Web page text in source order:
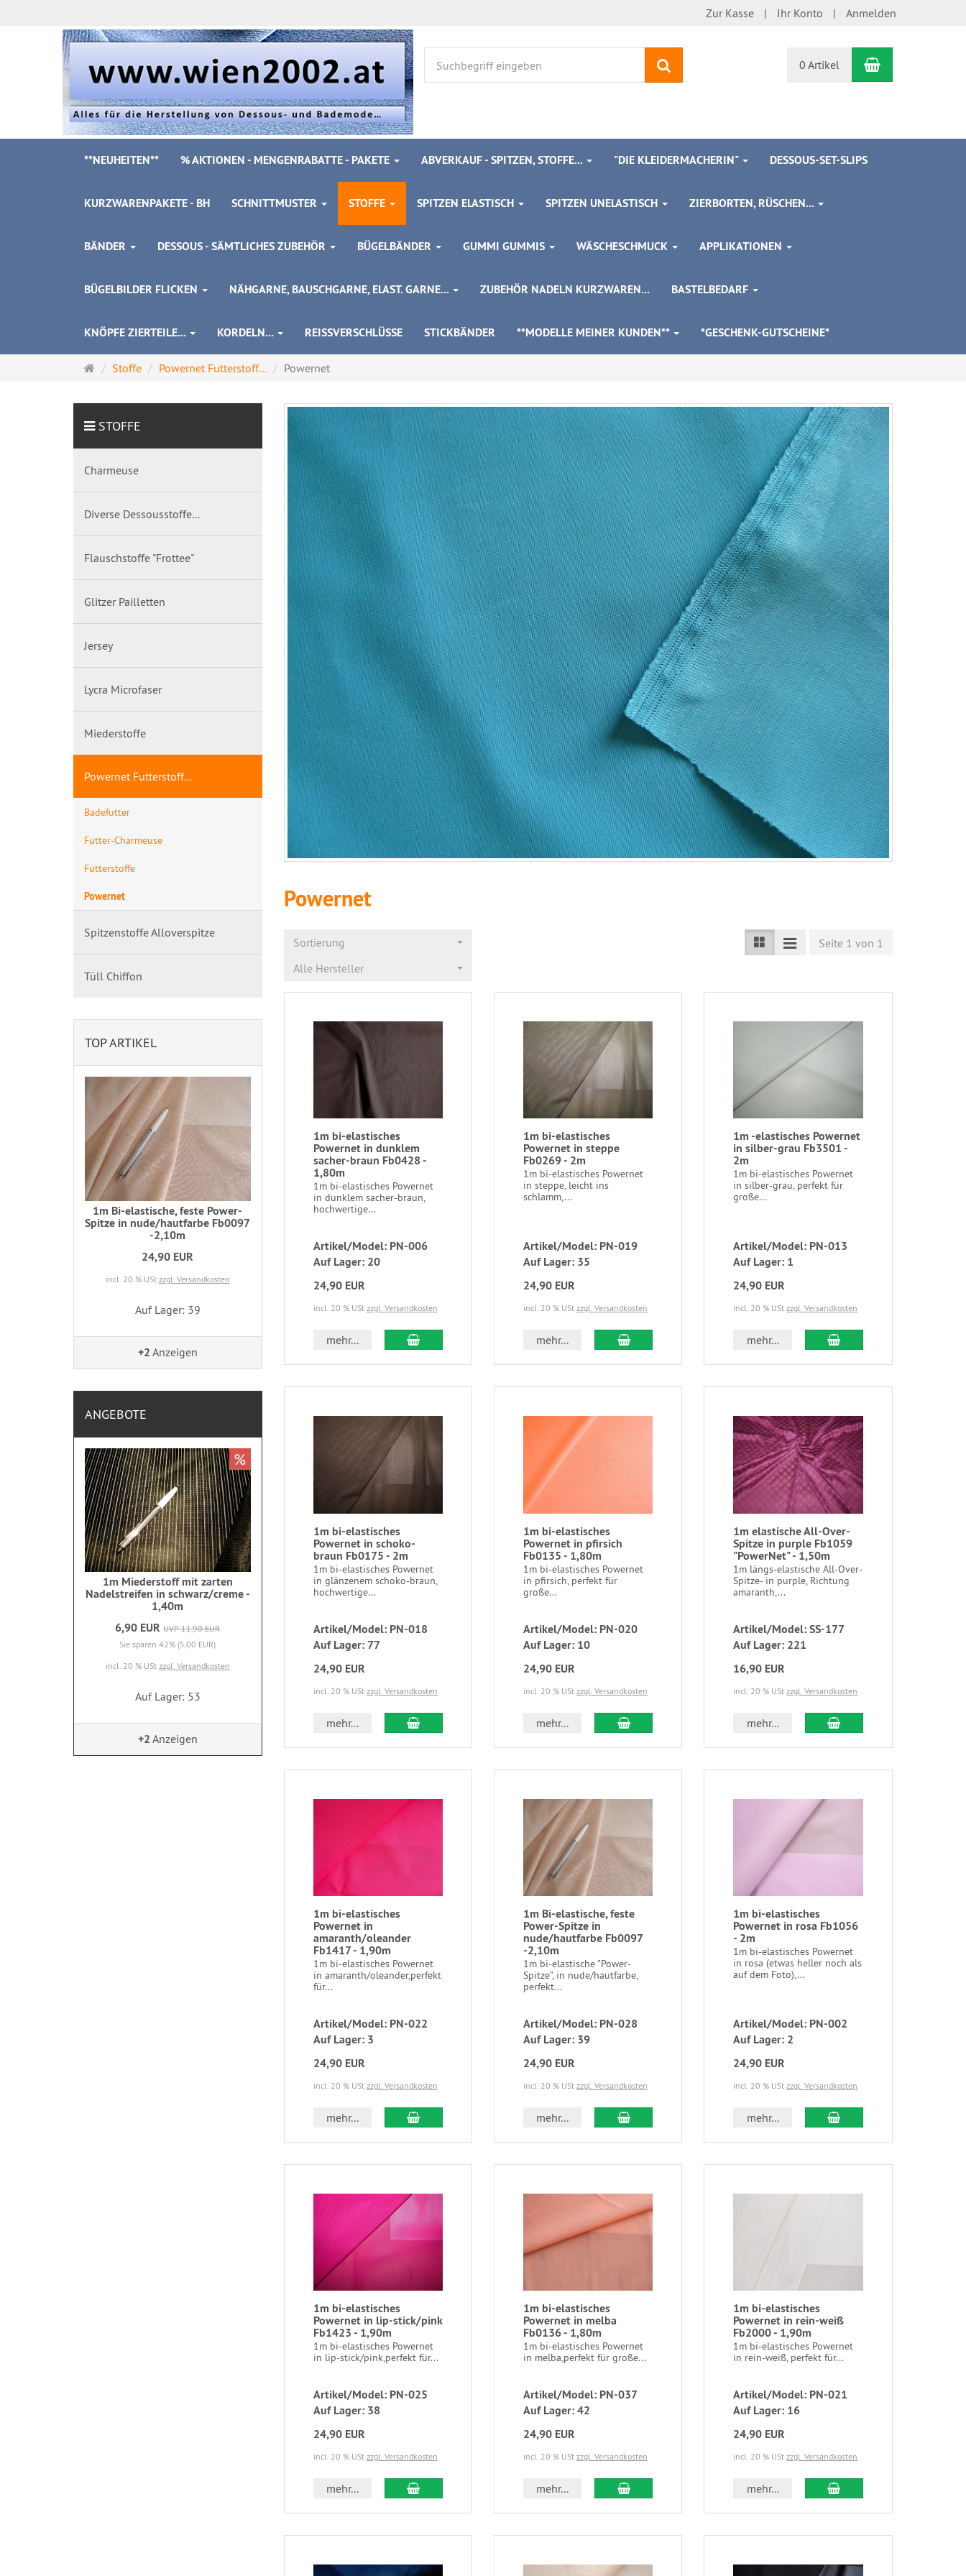
Zur Kasse Ihr Konto Anmelden
0 Artikel Warenkorb
**NEUHEITEN** % AKTIONEN - MENGENRABATTE - PAKETE ABVERKAUF - SPITZEN, STOFFE... "DIE KLEIDERMACHERIN" DESSOUS-SET-SLIPS
KURZWARENPAKETE - BH SCHNITTMUSTER STOFFE SPITZEN ELASTISCH SPITZEN UNELASTISCH ZIERBORTEN, RÜSCHEN...
BÄNDER DESSOUS - SÄMTLICHES ZUBEHÖR BÜGELBÄNDER GUMMI GUMMIS WÄSCHESCHMUCK APPLIKATIONEN
BÜGELBILDER FLICKEN NÄHGARNE, BAUSCHGARNE, ELAST. GARNE... ZUBEHÖR NADELN KURZWAREN... BASTELBEDARF
KNÖPFE ZIERTEILE... KORDELN... REISSVERSCHLÜSSE STICKBÄNDER **MODELLE MEINER KUNDEN** *GESCHENK-GUTSCHEINE*
Startseite
Stoffe Powernet Futterstoff... Powernet
Powernet
Sortierung
Alle Hersteller
Seite 1 von 1
1m bi-elastisches
Powernet in dunklem
sacher-braun Fb0428 -
1,80m
1m bi-elastisches Powernet
in dunklem sacher-braun,
hochwertige...
Artikel/Model: PN-006
Auf Lager: 20
24,90 EUR
incl. 20 % USt zzgl. Versandkosten
mehr...
1m bi-elastisches
Powernet in steppe
Fb0269 - 2m
1m bi-elastisches Powernet
in steppe, leicht ins
schlamm,...
Artikel/Model: PN-019
Auf Lager: 35
24,90 EUR
incl. 20 % USt zzgl. Versandkosten
mehr...
1m -elastisches Powernet
in silber-grau Fb3501 -
2m
1m bi-elastisches Powernet
in silber-grau, perfekt für
große...
Artikel/Model: PN-013
Auf Lager: 1
24,90 EUR
incl. 20 % UStzzgl. Versandkosten
mehr...
1m bi-elastisches
Powernet in schoko-
braun Fb0175 - 2m
1m bi-elastisches Powernet
in glänzenem schoko-braun,
hochwertige...
Artikel/Model: PN-018
Auf Lager: 77
24,90 EUR
incl. 20 % USt zzgl. Versandkosten
mehr...
1m bi-elastisches
Powernet in pfirsich
Fb0135 - 1,80m
1m bi-elastisches Powernet
in pfirsich, perfekt für
große...
Artikel/Model: PN-020
Auf Lager: 10
24,90 EUR
incl. 20 % USt zzgl. Versandkosten
mehr...
1m elastische All-Over-
Spitze in purple Fb1059
"PowerNet" - 1,50m
1m längs-elastische All-Over-
Spitze- in purple, Richtung
amaranth,...
Artikel/Model: SS-177
Auf Lager: 221
16,90 EUR
incl. 20 % UStzzgl. Versandkosten
mehr...
1m bi-elastisches
Powernet in
amaranth/oleander
Fb1417 - 1,90m
1m bi-elastisches Powernet
in amaranth/oleander,perfekt
für...
Artikel/Model: PN-022
Auf Lager: 3
24,90 EUR
incl. 20 % USt zzgl. Versandkosten
mehr...
1m Bi-elastische, feste
Power-Spitze in
nude/hautfarbe Fb0097
-2,10m
1m bi-elastische "Power-
Spitze", in nude/hautfarbe,
perfekt...
Artikel/Model: PN-028
Auf Lager: 39
24,90 EUR
incl. 20 % USt zzgl. Versandkosten
mehr...
1m bi-elastisches
Powernet in rosa Fb1056
- 2m
1m bi-elastisches Powernet
in rosa (etwas heller noch als
auf dem Foto),...
Artikel/Model: PN-002
Auf Lager: 2
24,90 EUR
incl. 20 % UStzzgl. Versandkosten
mehr...
1m bi-elastisches
Powernet in lip-stick/pink
Fb1423 - 1,90m
1m bi-elastisches Powernet
in lip-stick/pink,perfekt für...
Artikel/Model: PN-025
Auf Lager: 38
24,90 EUR
incl. 20 % USt zzgl. Versandkosten
mehr...
1m bi-elastisches
Powernet in melba
Fb0136 - 1,80m
1m bi-elastisches Powernet
in melba,perfekt für große...
Artikel/Model: PN-037
Auf Lager: 42
24,90 EUR
incl. 20 % USt zzgl. Versandkosten
mehr...
1m bi-elastisches
Powernet in rein-weiß
Fb2000 - 1,90m
1m bi-elastisches Powernet
in rein-weiß, perfekt für...
Artikel/Model: PN-021
Auf Lager: 16
24,90 EUR
incl. 20 % UStzzgl. Versandkosten
mehr...
STOFFE
Charmeuse
Diverse Dessousstoffe...
Flauschstoffe "Frottee"
Glitzer Pailletten
Jersey
Lycra Microfaser
Miederstoffe
Powernet Futterstoff...
Badefutter
Futter-Charmeuse
Futterstoffe
Powernet
Spitzenstoffe Alloverspitze
Tüll Chiffon
TOP ARTIKEL
1m Bi-elastische, feste Power-
Spitze in nude/hautfarbe Fb0097
-2,10m
24,90 EUR
incl. 20 % USt zzgl. Versandkosten
Auf Lager: 39
+2 Anzeigen
ANGEBOTE
1m Miederstoff mit zarten
Nadelstreifen in schwarz/creme -
1,40m
6,90 EUR UVP 11,90 EUR
Sie sparen 42% (5,00 EUR)
incl. 20 % USt zzgl. Versandkosten
Auf Lager: 53
%
+2 Anzeigen